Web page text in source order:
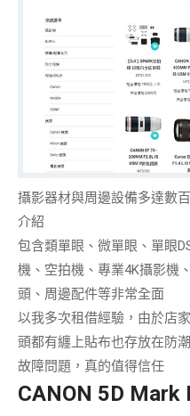
攝影器材與周邊設備多達數
介紹
包含類單眼、微單眼、單眼
機、空拍機、專業4K攝影機
頭、周邊配件等非常全面
以我多次租借經驗，由於店家
頭都有纏上貼布也存放在防
故障問題，真的值得信任
CANON 5D Mark